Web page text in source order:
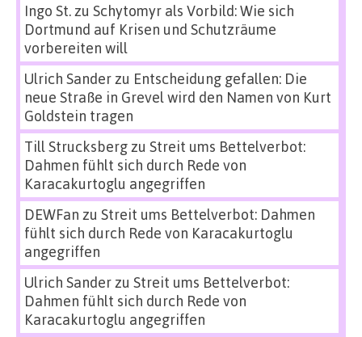
Ingo St.zu Schytomyr als Vorbild: Wie sich
Dortmund auf Krisen und Schutzräume
vorbereiten will
Ulrich Sanderzu Entscheidung gefallen: Die
neue Straße in Grevel wird den Namen von Kurt
Goldstein tragen
Till Strucksbergzu Streit ums Bettelverbot:
Dahmen fühlt sich durch Rede von
Karacakurtoglu angegriffen
DEWFan zu Streit ums Bettelverbot: Dahmen
fühlt sich durch Rede von Karacakurtoglu
angegriffen
Ulrich Sanderzu Streit ums Bettelverbot:
Dahmen fühlt sich durch Rede von
Karacakurtoglu angegriffen